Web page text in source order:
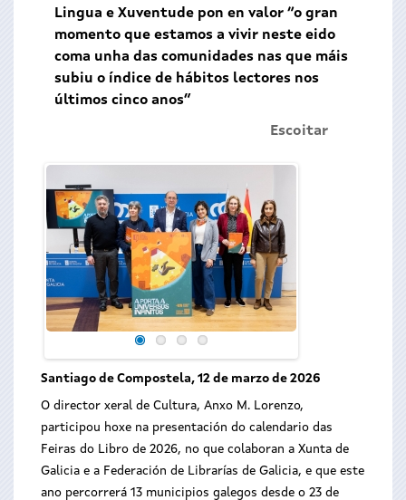
Lingua e Xuventude pon en valor “o gran
momento que estamos a vivir neste eido
coma unha das comunidades nas que máis
subiu o índice de hábitos lectores nos
últimos cinco anos”
Escoitar
Santiago de Compostela, 12 de marzo de 2026
O director xeral de Cultura, Anxo M. Lorenzo,
participou hoxe na presentación do calendario das
Feiras do Libro de 2026, no que colaboran a Xunta de
Galicia e a Federación de Librarías de Galicia, e que este
ano percorrerá 13 municipios galegos desde o 23 de